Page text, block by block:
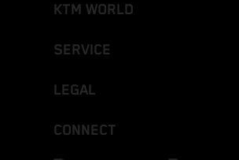
KTM WORLD
SERVICE
LEGAL
CONNECT